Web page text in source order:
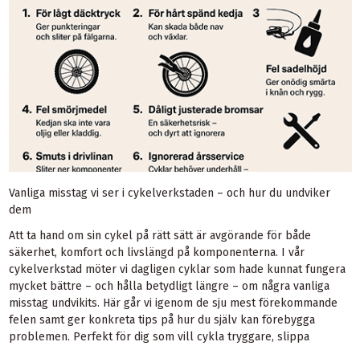
Vanliga misstag vi ser i cykelverkstaden – och hur du undviker
dem
Att ta hand om sin cykel på rätt sätt är avgörande för både
säkerhet, komfort och livslängd på komponenterna. I vår
cykelverkstad möter vi dagligen cyklar som hade kunnat fungera
mycket bättre – och hålla betydligt längre – om några vanliga
misstag undvikits. Här går vi igenom de sju mest förekommande
felen samt ger konkreta tips på hur du själv kan förebygga
problemen. Perfekt för dig som vill cykla tryggare, slippa